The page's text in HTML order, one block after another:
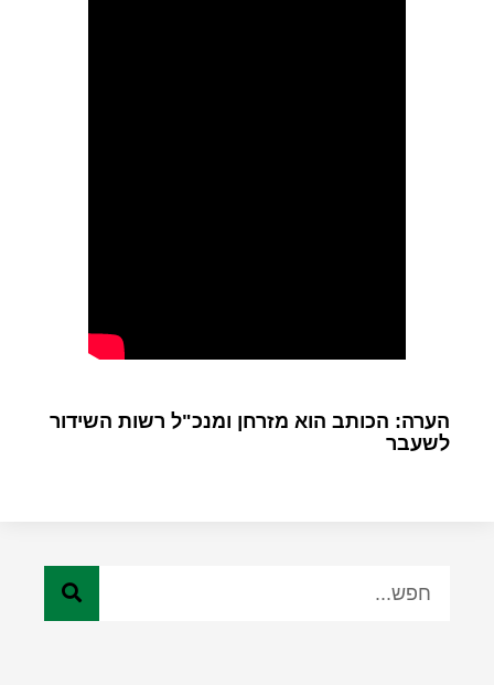
הערה: הכותב הוא מזרחן ומנכ"ל רשות השידור
לשעבר